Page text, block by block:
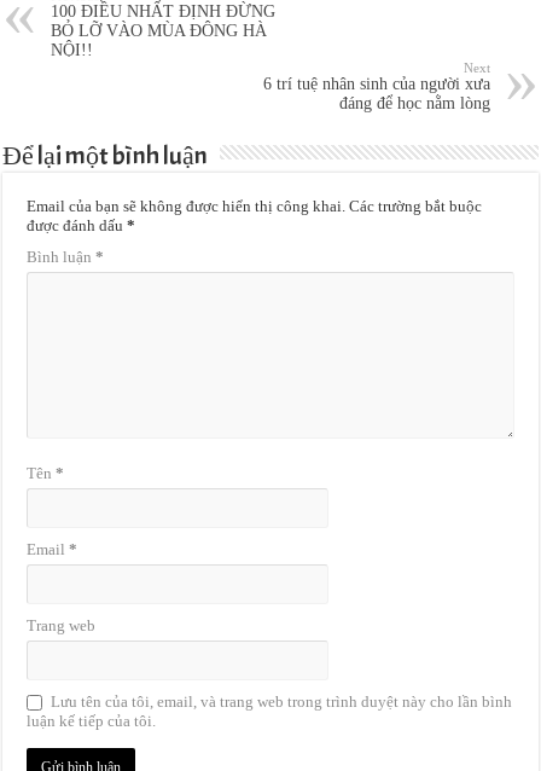
100 ĐIỀU NHẤT ĐỊNH ĐỪNG
BỎ LỠ VÀO MÙA ĐÔNG HÀ
NỘI!!
Next
6 trí tuệ nhân sinh của người xưa
đáng để học nằm lòng
Để lại một bình luận
Email của bạn sẽ không được hiển thị công khai. Các trường bắt buộc
được đánh dấu*
Bình luận*
Tên*
Email*
Trang web
Lưu tên của tôi, email, và trang web trong trình duyệt này cho lần bình
luận kế tiếp của tôi.